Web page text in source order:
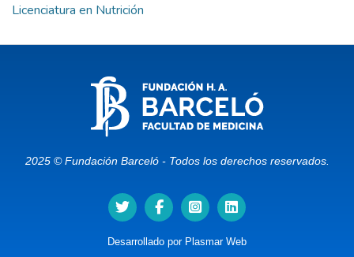
Licenciatura en Nutrición
2025 © Fundación Barceló - Todos los derechos reservados.
Desarrollado por Plasmar Web